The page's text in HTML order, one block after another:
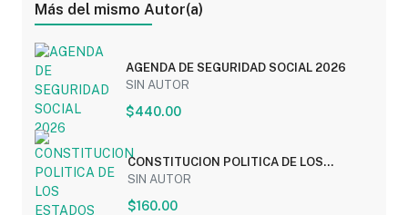
Más del mismo Autor(a)
AGENDA DE SEGURIDAD SOCIAL 2026
SIN AUTOR
$440.00
CONSTITUCION POLITICA DE LOS
ESTADOS UNIDOS...
SIN AUTOR
$160.00